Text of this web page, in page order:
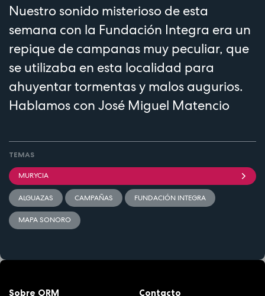
Nuestro sonido misterioso de esta
semana con la Fundación Integra era un
repique de campanas muy peculiar, que
se utilizaba en esta localidad para
ahuyentar tormentas y malos augurios.
Hablamos con José Miguel Matencio
TEMAS
MURYCIA
ALGUAZAS CAMPAÑAS FUNDACIÓN INTEGRA
MAPA SONORO
Sobre ORM Contacto